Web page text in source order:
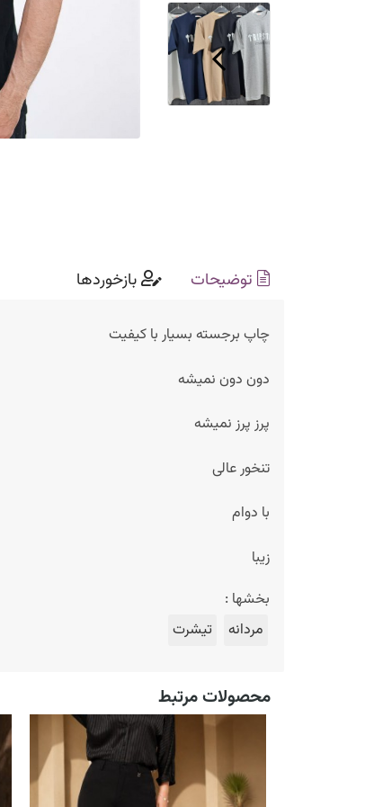
توضیحات بازخوردها
چاپ برجسته بسیار با کیفیت
دون دون نمیشه
پرز پرز نمیشه
تنخور عالی
با دوام
زیبا
بخشها :
مردانه
تیشرت
محصولات مرتبط